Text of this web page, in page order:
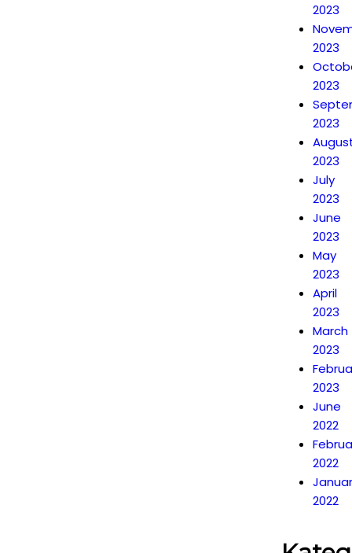
2023
2023
2023
2023
2023
July
2023
June
2023
May
2023
April
2023
March
2023
2023
June
2022
2022
2022